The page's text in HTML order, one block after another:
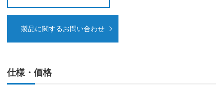
製品に関するお問い合わせ
仕様・価格